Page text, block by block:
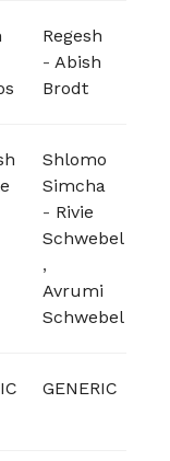
Regesh
- Abish
Brodt
Shlomo
Simcha
- Rivie
Schwebel
,
Avrumi
Schwebel
GENERIC